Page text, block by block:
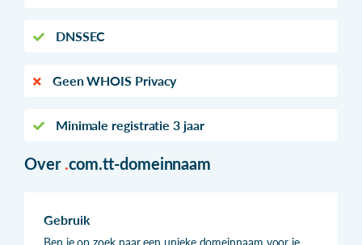
DNSSEC
Geen WHOIS Privacy
Minimale registratie 3 jaar
Over .com.tt-domeinnaam
Gebruik
Ben je op zoek naar een unieke domeinnaam voor je